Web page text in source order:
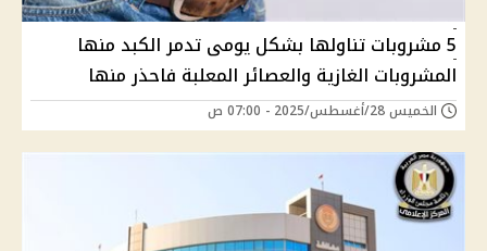
5 مشروبات تناولها بشكل يومى تدمر الكبد منها
المشروبات الغازية والعصائر المعلبة فاحذر منها
الخميس 28/أغسطس/2025 - 07:00 ص